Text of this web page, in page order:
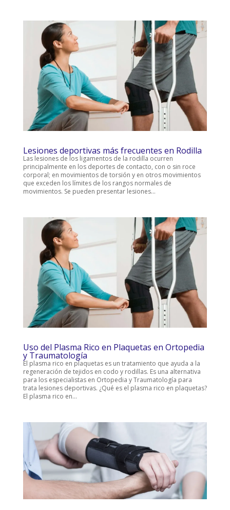
Lesiones deportivas más frecuentes en Rodilla
Las lesiones de los ligamentos de la rodilla ocurren
principalmente en los deportes de contacto, con o sin roce
corporal; en movimientos de torsión y en otros movimientos
que exceden los límites de los rangos normales de
movimientos. Se pueden presentar lesiones...
Uso del Plasma Rico en Plaquetas en Ortopedia
y Traumatología
El plasma rico en plaquetas es un tratamiento que ayuda a la
regeneración de tejidos en codo y rodillas. Es una alternativa
para los especialistas en Ortopedia y Traumatología para
trata lesiones deportivas. ¿Qué es el plasma rico en plaquetas?
El plasma rico en...